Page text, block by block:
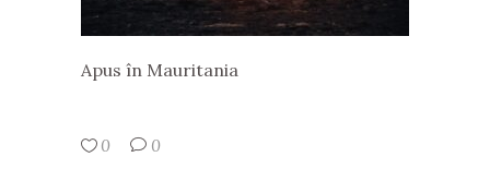
Apus în Mauritania
0 0